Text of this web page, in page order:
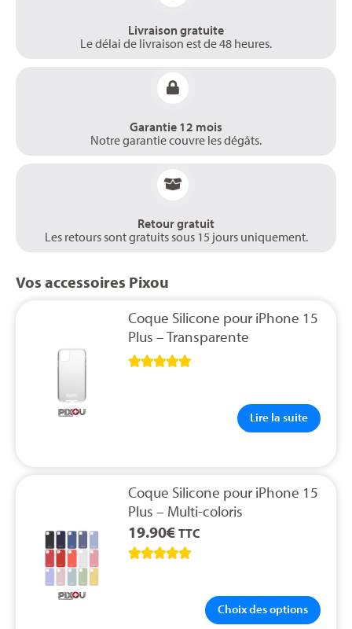
Livraison gratuite
Le délai de livraison est de 48 heures.
Garantie 12 mois
Notre garantie couvre les dégâts.
Retour gratuit
Les retours sont gratuits sous 15 jours uniquement.
Vos accessoires Pixou
Coque Silicone pour iPhone 15
Plus – Transparente

Lire la suite
Coque Silicone pour iPhone 15
Plus – Multi-coloris
19.90€ TTC

Choix des options